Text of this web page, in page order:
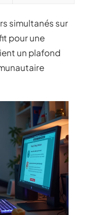
simultanés sur
pour une
un plafond